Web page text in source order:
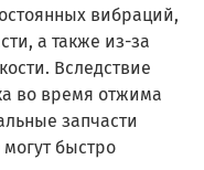
вибраций,
а также из-за
Вследствие
во время отжима
запчасти
быстро